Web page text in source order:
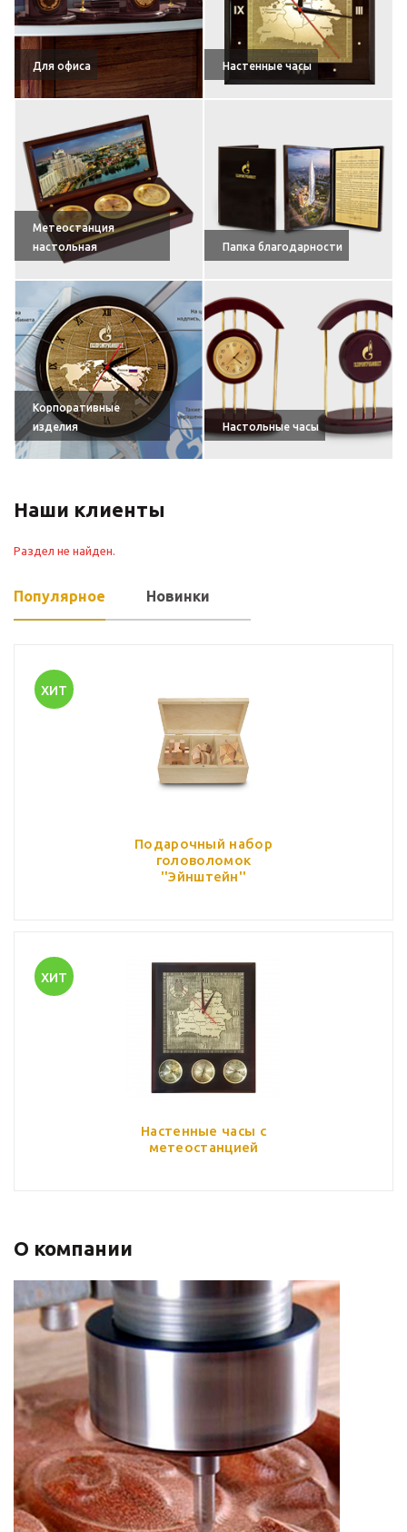
Для офиса Настенные часы
Метеостанция
настольная
Папка благодарности
Корпоративные
изделия
Настольные часы
Наши клиенты
Раздел не найден.
Популярное Новинки
ХИТ
Подарочный набор
головоломок
''Эйнштейн''
ХИТ
Настенные часы с
метеостанцией
О компании